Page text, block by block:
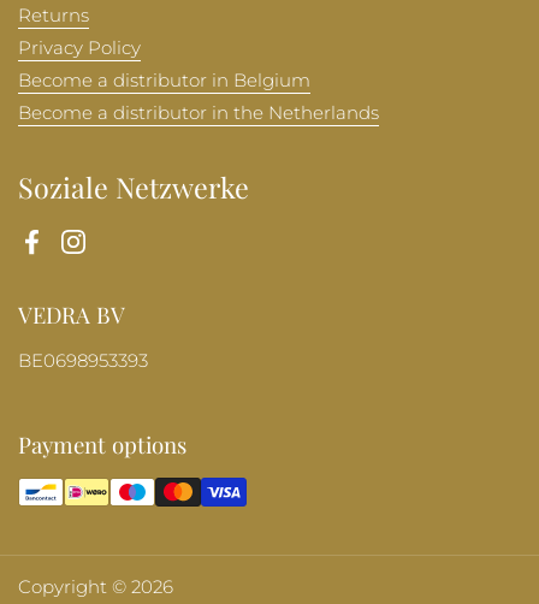
Returns
Privacy Policy
Become a distributor in Belgium
Become a distributor in the Netherlands
Soziale Netzwerke
FacebookInstagram
VEDRA BV
BE0698953393
Payment options
Copyright © 2026